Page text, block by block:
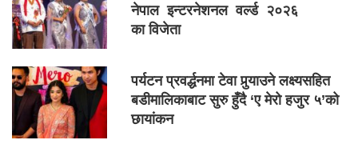
नेपाल इन्टरनेशनल वर्ल्ड २०२६
का विजेता
पर्यटन प्रवर्द्धनमा टेवा पुर्‍याउने लक्ष्यसहित
बडीमालिकाबाट सुरु हुँदै ‘ए मेरो हजुर ५’को
छायांकन